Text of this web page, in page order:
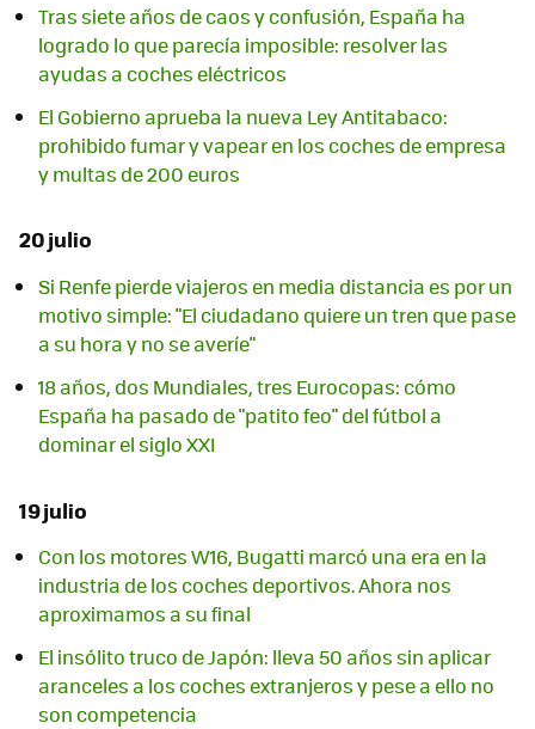
Tras siete años de caos y confusión, España ha
logrado lo que parecía imposible: resolver las
ayudas a coches eléctricos
El Gobierno aprueba la nueva Ley Antitabaco:
prohibido fumar y vapear en los coches de empresa
y multas de 200 euros
20 julio
Si Renfe pierde viajeros en media distancia es por un
motivo simple: "El ciudadano quiere un tren que pase
a su hora y no se averíe"
18 años, dos Mundiales, tres Eurocopas: cómo
España ha pasado de "patito feo" del fútbol a
dominar el siglo XXI
19 julio
Con los motores W16, Bugatti marcó una era en la
industria de los coches deportivos. Ahora nos
aproximamos a su final
El insólito truco de Japón: lleva 50 años sin aplicar
aranceles a los coches extranjeros y pese a ello no
son competencia